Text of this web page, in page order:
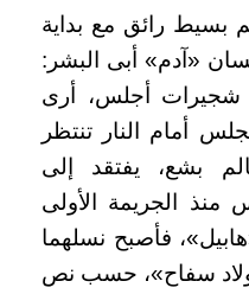
بسيط رائق مع بداية
«آدم» أبى البشر:
شجيرات أجلس، أرى
أمام النار تنتظر
بشع، يفتقد إلى
منذ الجريمة الأولى
فأصبح نسلهما
سفاح»، حسب نص